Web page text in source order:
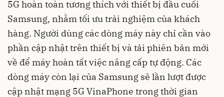
5G hoàn toàn tương thích với thiết bị đầu cuối
Samsung, nhằm tối ưu trải nghiệm của khách
hàng. Người dùng các dòng máy này chỉ cần vào
phần cập nhật trên thiết bị và tải phiên bản mới
về để máy hoàn tất việc nâng cấp tự động. Các
dòng máy còn lại của Samsung sẽ lần lượt được
cập nhật mạng 5G VinaPhone trong thời gian